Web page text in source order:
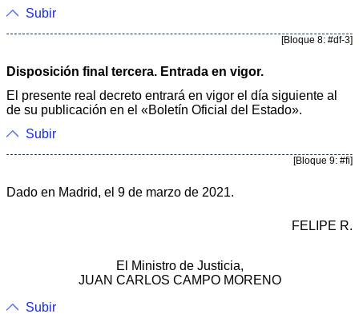
Subir
[Bloque 8: #df-3]
Disposición final tercera. Entrada en vigor.
El presente real decreto entrará en vigor el día siguiente al
de su publicación en el «Boletín Oficial del Estado».
Subir
[Bloque 9: #fi]
Dado en Madrid, el 9 de marzo de 2021.
FELIPE R.
El Ministro de Justicia,
JUAN CARLOS CAMPO MORENO
Subir